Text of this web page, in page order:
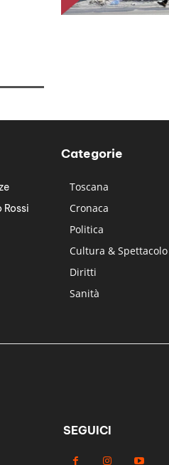
Rossi
Categorie
Toscana
Cronaca
Politica
Cultura & Spettacolo
Diritti
Sanità
SEGUICI